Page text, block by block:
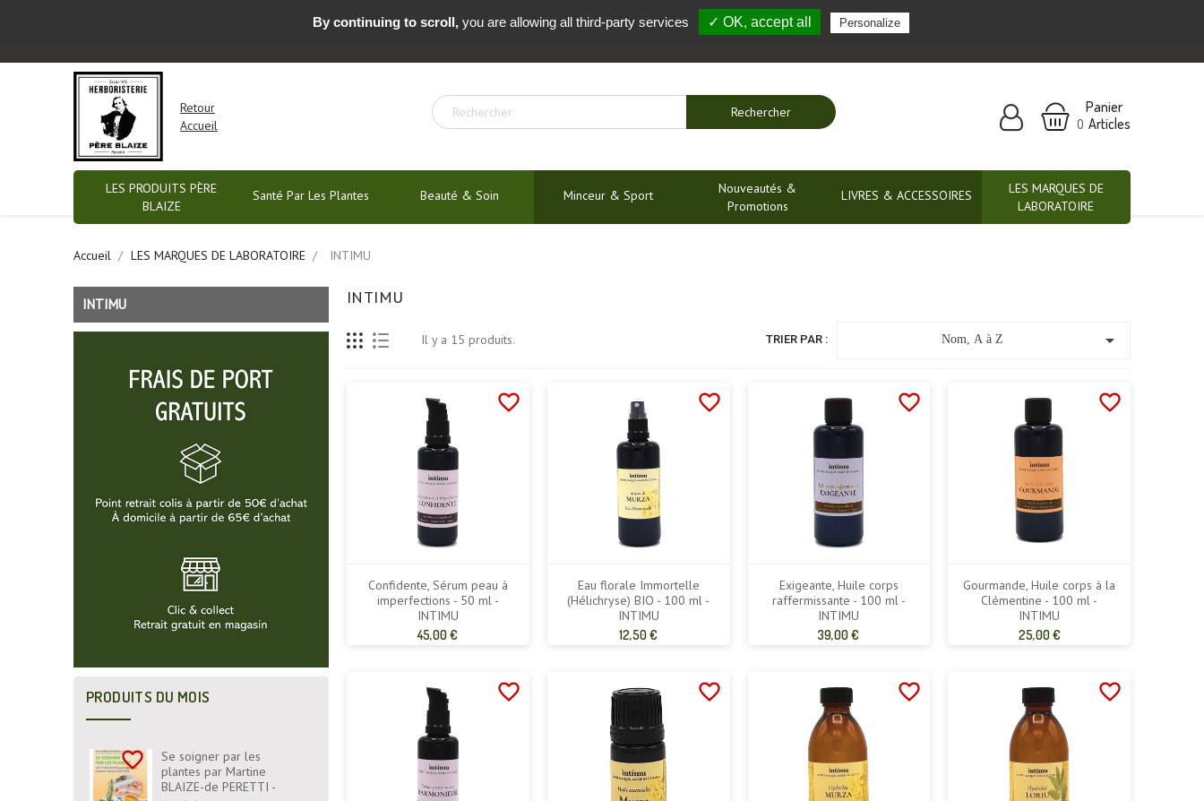
Nous contacter par email ou prendre RDV- 04 91 54 04 01
Retour
Accueil
Panier
0 Articles
Rechercher
LES PRODUITS PÈRE
BLAIZE
Santé Par Les Plantes Beauté & Soin Minceur & Sport
Nouveautés &
Promotions
LIVRES & ACCESSOIRES
LES MARQUES DE
LABORATOIRE
Accueil LES MARQUES DE LABORATOIRE INTIMU
INTIMU
PRODUITS DU MOIS
favorite_border
Se soigner par les
plantes par Martine
BLAIZE-de PERETTI -
INTIMU
Il y a 15 produits. TRIER PAR : Nom, A à Z 
favorite_border
Confidente, Sérum peau à
imperfections - 50 ml -
INTIMU
Prix
45,00 €
favorite_border
Eau florale Immortelle
(Hélichryse) BIO - 100 ml -
INTIMU
Prix
12,50 €
favorite_border
Exigeante, Huile corps
raffermissante - 100 ml -
INTIMU
Prix
39,00 €
favorite_border
Gourmande, Huile corps à la
Clémentine - 100 ml -
INTIMU
Prix
25,00 €
favorite_border favorite_border favorite_border favorite_border
By continuing to scroll, you are allowing all third-party services ✓ OK, accept all Personalize